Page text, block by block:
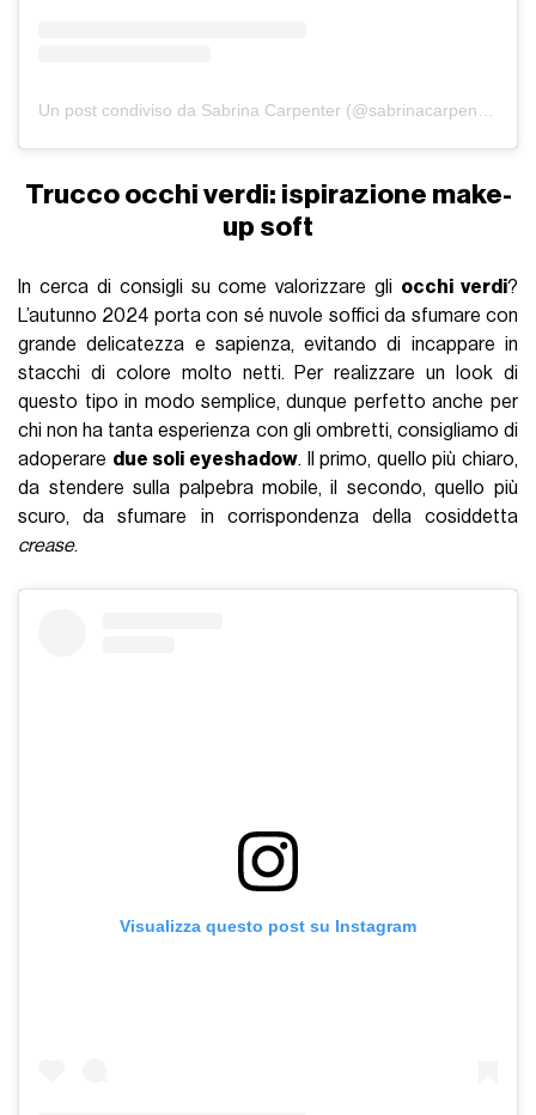
Trucco occhi verdi: ispirazione make-
up soft
In cerca di consigli su come valorizzare gli occhi verdi?
L’autunno 2024 porta con sé nuvole soffici da sfumare con
grande delicatezza e sapienza, evitando di incappare in
stacchi di colore molto netti. Per realizzare un look di
questo tipo in modo semplice, dunque perfetto anche per
chi non ha tanta esperienza con gli ombretti, consigliamo di
adoperare due soli eyeshadow. Il primo, quello più chiaro,
da stendere sulla palpebra mobile, il secondo, quello più
scuro, da sfumare in corrispondenza della cosiddetta
crease.
Visualizza questo post su Instagram